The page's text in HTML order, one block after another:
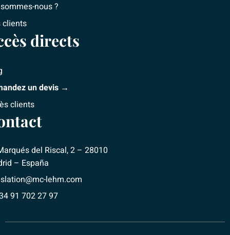
nous ?
clients
directs
un devis →
clients
del Riscal, 2 – 28010
– España
lehm.com
91 702 27 97